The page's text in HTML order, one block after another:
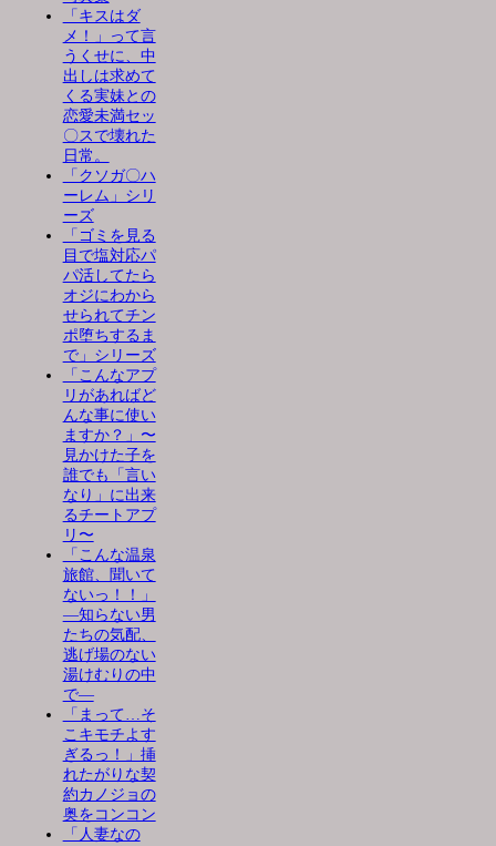
「キスはダ
メ！」って言
うくせに、中
出しは求めて
くる実妹との
恋愛未満セッ
〇スで壊れた
日常。
「クソガ〇ハ
ーレム」シリ
ーズ
「ゴミを見る
目で塩対応パ
パ活してたら
オジにわから
せられてチン
ポ堕ちするま
で」シリーズ
「こんなアプ
リがあればど
んな事に使い
ますか？」〜
見かけた子を
誰でも「言い
なり」に出来
るチートアプ
リ〜
「こんな温泉
旅館、聞いて
ないっ！！」
―知らない男
たちの気配、
逃げ場のない
湯けむりの中
で―
「まって…そ
こキモチよす
ぎるっ！」挿
れたがりな契
約カノジョの
奥をコンコン
「人妻なの